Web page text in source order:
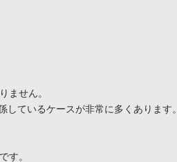
ません。
ているケースが非常に多くあります。
す。